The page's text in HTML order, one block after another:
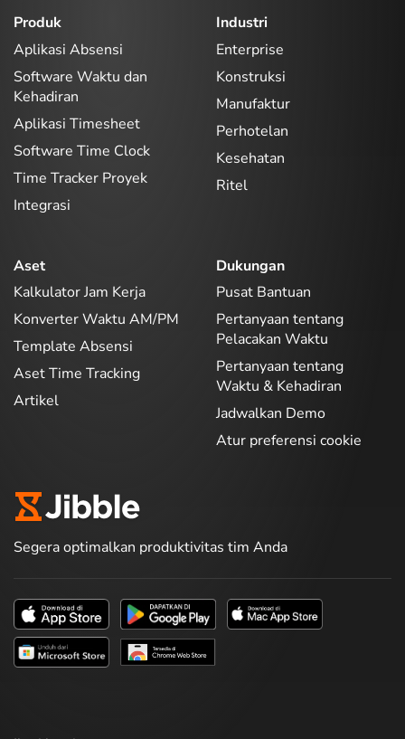
Produk
Aplikasi Absensi
Software Waktu dan
Kehadiran
Aplikasi Timesheet
Software Time Clock
Time Tracker Proyek
Integrasi
Industri
Enterprise
Konstruksi
Manufaktur
Perhotelan
Kesehatan
Ritel
Aset
Kalkulator Jam Kerja
Konverter Waktu AM/PM
Template Absensi
Aset Time Tracking
Artikel
Dukungan
Pusat Bantuan
Pertanyaan tentang
Pelacakan Waktu
Pertanyaan tentang
Waktu & Kehadiran
Jadwalkan Demo
Atur preferensi cookie
Segera optimalkan produktivitas tim Anda